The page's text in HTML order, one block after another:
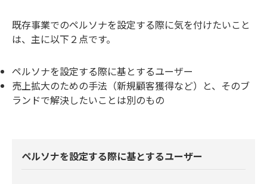
既存事業でのペルソナを設定する際に気を付けたいこと
は、主に以下２点です。
ペルソナを設定する際に基とするユーザー
売上拡大のための手法（新規顧客獲得など）と、そのブ
ランドで解決したいことは別のもの
ペルソナを設定する際に基とするユーザー